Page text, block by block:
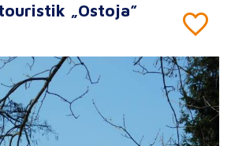
„Ostoja”